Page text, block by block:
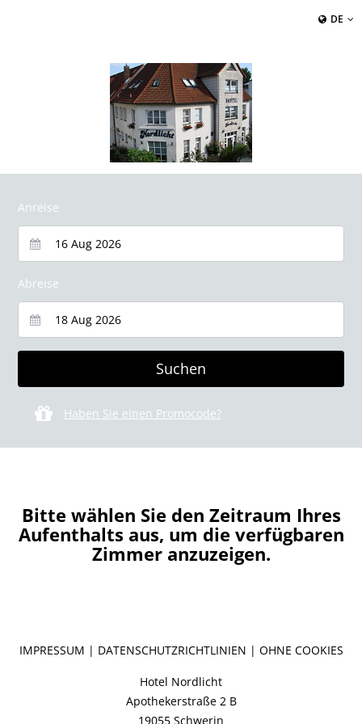
DE
Anreise
Abreise
Haben Sie einen Promocode?
Bitte wählen Sie den Zeitraum Ihres
Aufenthalts aus, um die verfügbaren
Zimmer anzuzeigen.
IMPRESSUM | DATENSCHUTZRICHTLINIEN | OHNE COOKIES
Hotel Nordlicht
Apothekerstraße 2 B
19055 Schwerin